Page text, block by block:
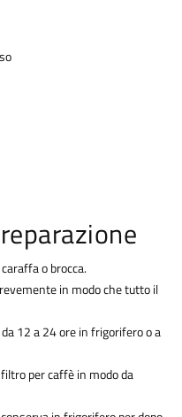
o brocca.
in modo che tutto il
12 a 24 ore in frigorifero o a
per caffè in modo da